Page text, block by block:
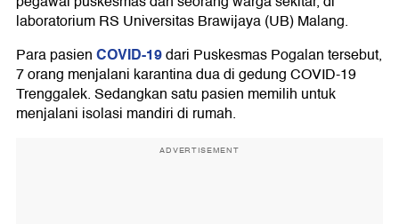
laboratorium RS Universitas Brawijaya (UB) Malang.
Para pasienCOVID-19dari Puskesmas Pogalan tersebut,
7 orang menjalani karantina dua di gedung COVID-19
Trenggalek. Sedangkan satu pasien memilih untuk
menjalani isolasi mandiri di rumah.
ADVERTISEMENT